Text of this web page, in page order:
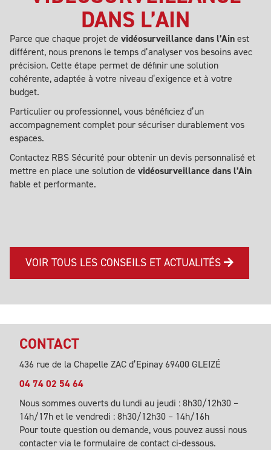
DANS L’AIN
Parce que chaque projet de vidéosurveillance dans l’Ainest
différent, nous prenons le temps d’analyser vos besoins avec
précision. Cette étape permet de définir une solution
cohérente, adaptée à votre niveau d’exigence et à votre
budget.
Particulier ou professionnel, vous bénéficiez d’un
accompagnement complet pour sécuriser durablement vos
espaces.
Contactez RBS Sécurité pour obtenir un devis personnalisé et
mettre en place une solution de vidéosurveillance dans l’Ain
fiable et performante.
VOIR TOUS LES CONSEILS ET ACTUALITÉS
CONTACT
436 rue de la Chapelle ZAC d’Epinay 69400 GLEIZÉ
04 74 02 54 64
Nous sommes ouverts du lundi au jeudi : 8h30/12h30 –
14h/17h et le vendredi : 8h30/12h30 – 14h/16h
Pour toute question ou demande, vous pouvez aussi nous
contacter via le formulaire de contact ci-dessous.